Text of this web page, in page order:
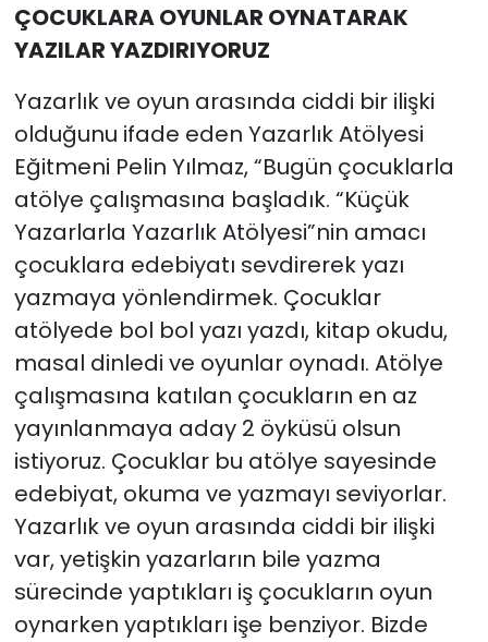
ÇOCUKLARA OYUNLAR OYNATARAK
YAZILAR YAZDIRIYORUZ
Yazarlık ve oyun arasında ciddi bir ilişki
olduğunu ifade eden Yazarlık Atölyesi
Eğitmeni Pelin Yılmaz, “Bugün çocuklarla
atölye çalışmasına başladık. “Küçük
Yazarlarla Yazarlık Atölyesi”nin amacı
çocuklara edebiyatı sevdirerek yazı
yazmaya yönlendirmek. Çocuklar
atölyede bol bol yazı yazdı, kitap okudu,
masal dinledi ve oyunlar oynadı. Atölye
çalışmasına katılan çocukların en az
yayınlanmaya aday 2 öyküsü olsun
istiyoruz. Çocuklar bu atölye sayesinde
edebiyat, okuma ve yazmayı seviyorlar.
Yazarlık ve oyun arasında ciddi bir ilişki
var, yetişkin yazarların bile yazma
sürecinde yaptıkları iş çocukların oyun
oynarken yaptıkları işe benziyor. Bizde